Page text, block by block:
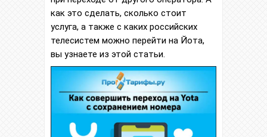
как это сделать, сколько стоит
услуга, а также с каких российских
телесистем можно перейти на Йота,
вы узнаете из этой статьи.